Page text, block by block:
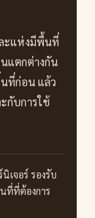
ละแห่งมีพื้นที่
แตกต่างกัน
นที่ก่อน แล้ว
กับการใช้
เจอร์ รองรับ
ที่ที่ต้องการ